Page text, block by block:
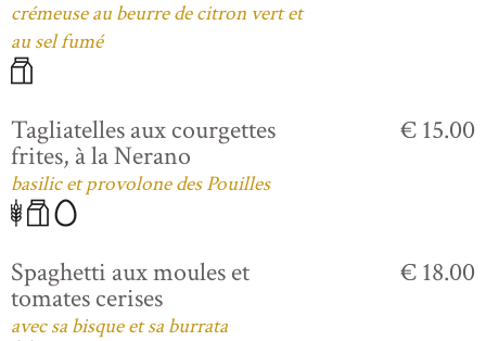
crémeuse au beurre de citron vert et
au sel fumé
Tagliatelles aux courgettes
frites, à la Nerano
basilic et provolone des Pouilles
€ 15.00
Spaghetti aux moules et
tomates cerises
avec sa bisque et sa burrata
€ 18.00